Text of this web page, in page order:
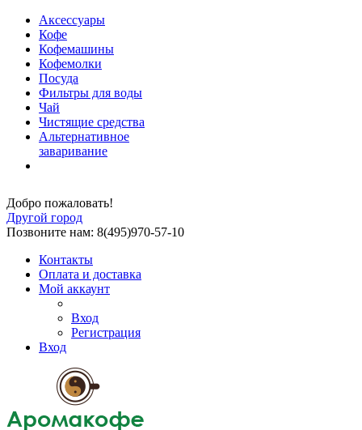
Аксессуары
Кофе
Кофемашины
Кофемолки
Посуда
Фильтры для воды
Чай
Чистящие средства
Альтернативное
заваривание
Добро пожаловать!
Другой город
Позвоните нам: 8(495)970-57-10
Контакты
Оплата и доставка
Мой аккаунт
Вход
Регистрация
Вход